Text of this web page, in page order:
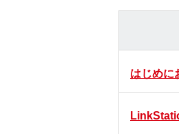
はじめに